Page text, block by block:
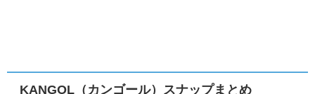
KANGOL（カンゴール）スナップまとめ